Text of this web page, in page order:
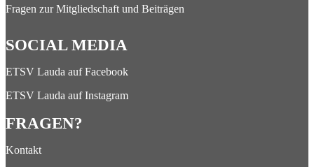
Fragen zur Mitgliedschaft und Beiträgen
SOCIAL MEDIA
ETSV Lauda auf Facebook
ETSV Lauda auf Instagram
FRAGEN?
Kontakt